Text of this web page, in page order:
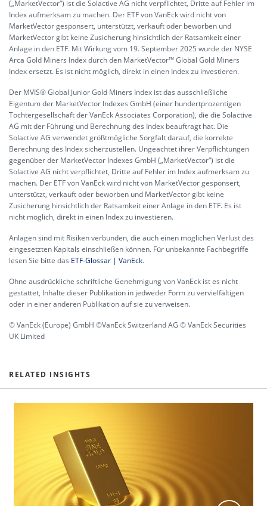
(„MarketVector“) ist die Solactive AG nicht verpflichtet, Dritte auf Fehler im
Index aufmerksam zu machen. Der ETF von VanEck wird nicht von
MarketVector gesponsert, unterstützt, verkauft oder beworben und
MarketVector gibt keine Zusicherung hinsichtlich der Ratsamkeit einer
Anlage in den ETF. Mit Wirkung vom 19. September 2025 wurde der NYSE
Arca Gold Miners Index durch den MarketVector™ Global Gold Miners
Index ersetzt. Es ist nicht möglich, direkt in einen Index zu investieren.
Der MVIS® Global Junior Gold Miners Index ist das ausschließliche
Eigentum der MarketVector Indexes GmbH (einer hundertprozentigen
Tochtergesellschaft der VanEck Associates Corporation), die die Solactive
AG mit der Führung und Berechnung des Index beauftragt hat. Die
Solactive AG verwendet größtmögliche Sorgfalt darauf, die korrekte
Berechnung des Index sicherzustellen. Ungeachtet ihrer Verpflichtungen
gegenüber der MarketVector Indexes GmbH („MarketVector“) ist die
Solactive AG nicht verpflichtet, Dritte auf Fehler im Index aufmerksam zu
machen. Der ETF von VanEck wird nicht von MarketVector gesponsert,
unterstützt, verkauft oder beworben und MarketVector gibt keine
Zusicherung hinsichtlich der Ratsamkeit einer Anlage in den ETF. Es ist
nicht möglich, direkt in einen Index zu investieren.
Anlagen sind mit Risiken verbunden, die auch einen möglichen Verlust des
eingesetzten Kapitals einschließen können. Für unbekannte Fachbegriffe
lesen Sie bitte das ETF-Glossar | VanEck.
Ohne ausdrückliche schriftliche Genehmigung von VanEck ist es nicht
gestattet, Inhalte dieser Publikation in jedweder Form zu vervielfältigen
oder in einer anderen Publikation auf sie zu verweisen.
© VanEck (Europe) GmbH ©VanEck Switzerland AG © VanEck Securities
UK Limited
RELATED INSIGHTS